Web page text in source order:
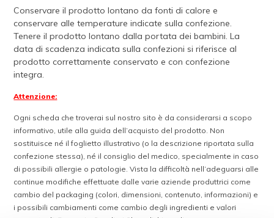
Conservare il prodotto lontano da fonti di calore e
conservare alle temperature indicate sulla confezione.
Tenere il prodotto lontano dalla portata dei bambini. La
data di scadenza indicata sulla confezioni si riferisce al
prodotto correttamente conservato e con confezione
integra.
Attenzione:
Ogni scheda che troverai sul nostro sito è da considerarsi a scopo
informativo, utile alla guida dell’acquisto del prodotto. Non
sostituisce né il foglietto illustrativo (o la descrizione riportata sulla
confezione stessa), né il consiglio del medico, specialmente in caso
di possibili allergie o patologie. Vista la difficoltà nell’adeguarsi alle
continue modifiche effettuate dalle varie aziende produttrici come
cambio del packaging (colori, dimensioni, contenuto, informazioni) e
i possibili cambiamenti come cambio degli ingredienti e valori